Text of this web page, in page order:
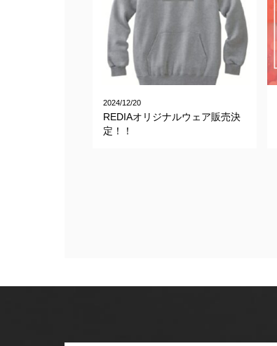
2024/12/20
REDIAオリジナルウェア販売決
定！！